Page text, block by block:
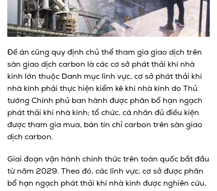
Đề án cũng quy định chủ thể tham gia giao dịch trên
sàn giao dịch carbon là các cơ sở phát thải khí nhà
kính lớn thuộc Danh mục lĩnh vực, cơ sở phát thải khí
nhà kính phải thực hiện kiểm kê khí nhà kính do Thủ
tướng Chính phủ ban hành được phân bổ hạn ngạch
phát thải khí nhà kính; tổ chức, cá nhân đủ điều kiện
được tham gia mua, bán tín chỉ carbon trên sàn giao
dịch carbon.
Giai đoạn vận hành chính thức trên toàn quốc bắt đầu
từ năm 2029. Theo đó, các lĩnh vực, cơ sở được phân
bổ hạn ngạch phát thải khí nhà kính được nghiên cứu,